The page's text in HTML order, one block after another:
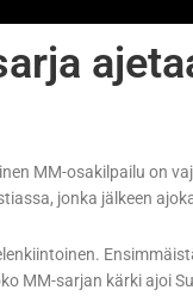
MM-osakilpailu on
jonka jälkeen
MM-sarjan kärki ajoi